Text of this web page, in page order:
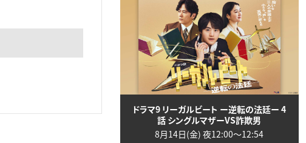
ドラマ9 リーガルビート ー逆転の法廷ー 4
話 シングルマザーVS詐欺男
8月14日(金) 夜12:00〜12:54